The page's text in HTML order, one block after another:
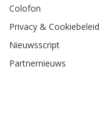
Colofon
Privacy & Cookiebeleid
Nieuwsscript
Partnernieuws